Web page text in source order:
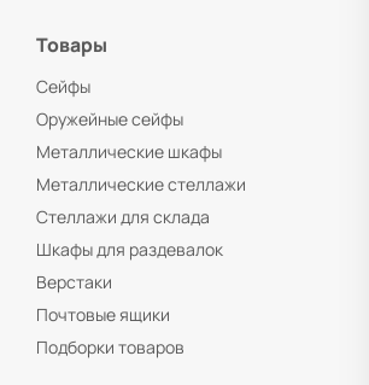
Товары
Сейфы
Оружейные сейфы
Металлические шкафы
Металлические стеллажи
Стеллажи для склада
Шкафы для раздевалок
Верстаки
Почтовые ящики
Подборки товаров